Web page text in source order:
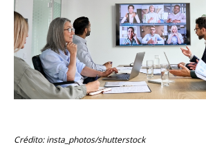
Crédito: insta_photos/shutterstock